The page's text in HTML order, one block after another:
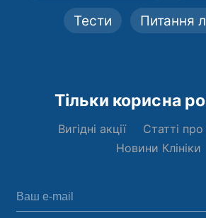
Тести Питання
Тільки корисна
Вигідні акції
Статті
Новини Клініки